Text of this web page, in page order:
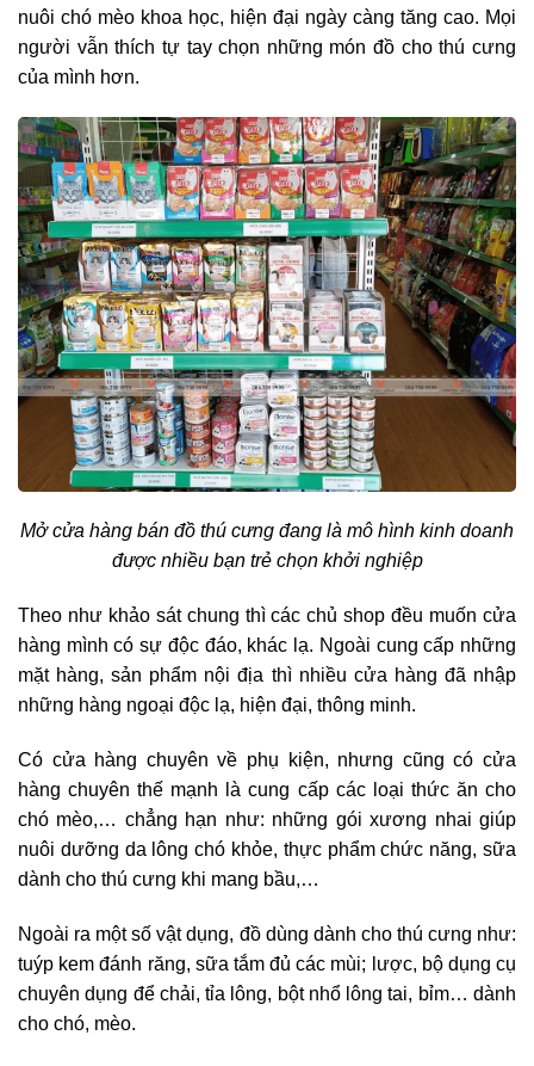
nuôi chó mèo khoa học, hiện đại ngày càng tăng cao. Mọi
người vẫn thích tự tay chọn những món đồ cho thú cưng
của mình hơn.
Mở cửa hàng bán đồ thú cưng đang là mô hình kinh doanh
được nhiều bạn trẻ chọn khởi nghiệp
Theo như khảo sát chung thì các chủ shop đều muốn cửa
hàng mình có sự độc đáo, khác lạ. Ngoài cung cấp những
mặt hàng, sản phẩm nội địa thì nhiều cửa hàng đã nhập
những hàng ngoại độc lạ, hiện đại, thông minh.
Có cửa hàng chuyên về phụ kiện, nhưng cũng có cửa
hàng chuyên thế mạnh là cung cấp các loại thức ăn cho
chó mèo,… chẳng hạn như: những gói xương nhai giúp
nuôi dưỡng da lông chó khỏe, thực phẩm chức năng, sữa
dành cho thú cưng khi mang bầu,…
Ngoài ra một số vật dụng, đồ dùng dành cho thú cưng như:
tuýp kem đánh răng, sữa tắm đủ các mùi; lược, bộ dụng cụ
chuyên dụng để chải, tỉa lông, bột nhổ lông tai, bỉm… dành
cho chó, mèo.